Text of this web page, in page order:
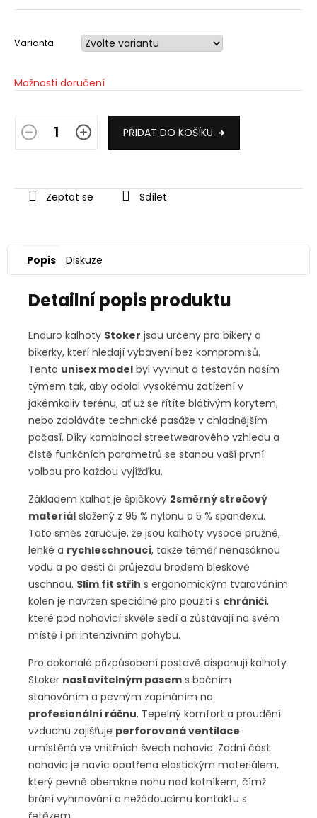
Měrná
Varianta
Možnosti doručení
PŘIDAT DO KOŠÍKU
Zeptat se Sdílet
Popis Diskuze
Detailní popis produktu
Enduro kalhoty Stoker jsou určeny pro bikery a
bikerky, kteří hledají vybavení bez kompromisů.
Tento unisex model byl vyvinut a testován naším
týmem tak, aby odolal vysokému zatížení v
jakémkoliv terénu, ať už se řítíte blátivým korytem,
nebo zdoláváte technické pasáže v chladnějším
počasí. Díky kombinaci streetwearového vzhledu a
čistě funkčních parametrů se stanou vaší první
volbou pro každou vyjížďku.
Základem kalhot je špičkový 2směrný strečový
materiál složený z 95 % nylonu a 5 % spandexu.
Tato směs zaručuje, že jsou kalhoty vysoce pružné,
lehké a rychleschnoucí, takže téměř nenasáknou
vodu a po dešti či průjezdu brodem bleskově
uschnou. Slim fit střih s ergonomickým tvarováním
kolen je navržen speciálně pro použití s chrániči,
které pod nohavicí skvěle sedí a zůstávají na svém
místě i při intenzivním pohybu.
Pro dokonalé přizpůsobení postavě disponují kalhoty
Stoker nastavitelným pasem s bočním
stahováním a pevným zapínáním na
profesionální ráčnu. Tepelný komfort a proudění
vzduchu zajišťuje perforovaná ventilace
umístěná ve vnitřních švech nohavic. Zadní část
nohavic je navíc opatřena elastickým materiálem,
který pevně obemkne nohu nad kotníkem, čímž
brání vyhrnování a nežádoucímu kontaktu s